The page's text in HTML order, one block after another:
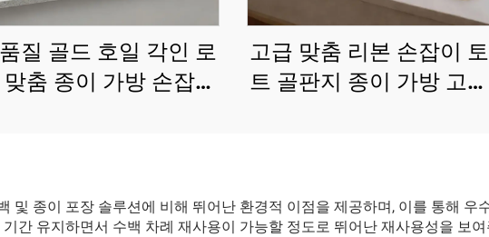
질 골드 호일 각인 로
맞춤 종이 가방 손잡이
고급 맞춤 리본 손잡이 토
트 골판지 종이 가방 고급
및 종이 포장 솔루션에 비해 뛰어난 환경적 이점을 제공하며, 이를 통해 우
간 유지하면서 수백 차례 재사용이 가능할 정도로 뛰어난 재사용성을 보